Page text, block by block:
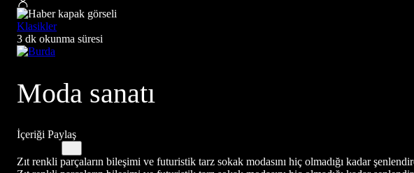
Klasikler
3 dk okunma süresi
Moda sanatı
İçeriği Paylaş
Zıt renkli parçaların bileşimi ve futuristik tarz sokak modasını hiç olmadığı kadar